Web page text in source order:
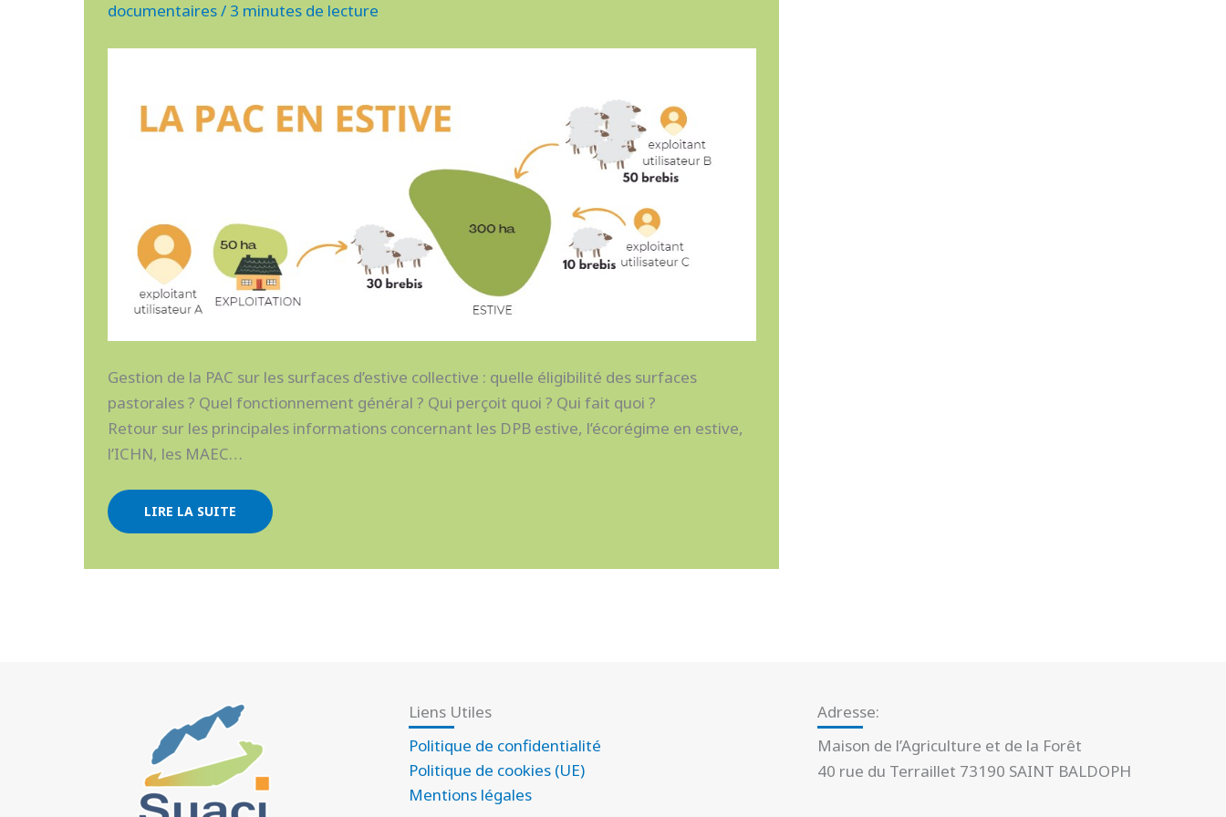
documentaires/ 3 minutes de lecture
Gestion de la PAC sur les surfaces d’estive collective : quelle éligibilité des surfaces
pastorales ? Quel fonctionnement général ? Qui perçoit quoi ? Qui fait quoi ?
Retour sur les principales informations concernant les DPB estive, l’écorégime en estive,
l’ICHN, les MAEC…
PASTORALES
COLLECTIVES
LIRE LA SUITE
Liens Utiles
Politique de confidentialité
Politique de cookies (UE)
Mentions légales
Adresse:
Maison de l’Agriculture et de la Forêt
40 rue du Terraillet 73190 SAINT BALDOPH